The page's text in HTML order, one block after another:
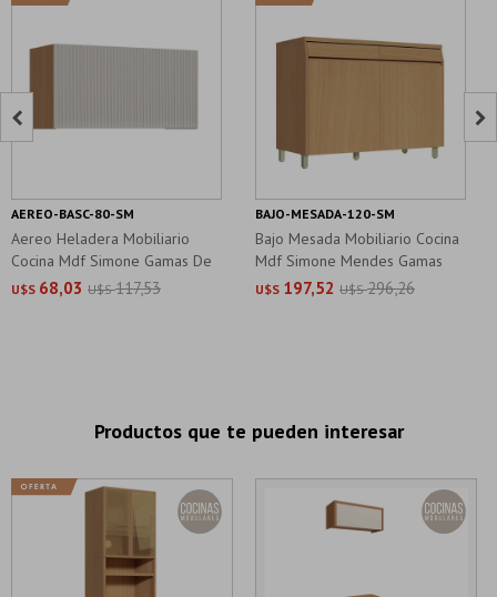
Aereo Heladera Mobiliario
Cocina Mdf Simone Gamas De
Beige
U$S 68,03 U$S 117,53
AEREO-BASC-80-SM
Bajo Mesada Mobiliario Cocina
Mdf Simone Mendes Gamas
Beige
U$S 197,52 U$S 296,26
BAJO-MESADA-120-SM
 
Productos que te pueden interesar